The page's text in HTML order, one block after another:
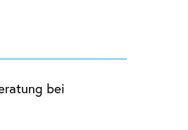
bei